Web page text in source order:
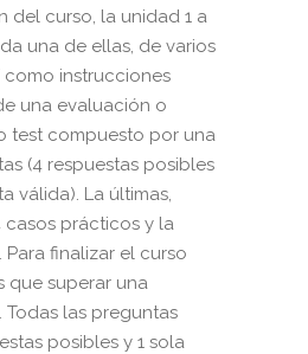
del curso, la unidad 1 a
una de ellas, de varios
instrucciones
una evaluación o
test compuesto por una
(4 respuestas posibles
válida). La últimas,
casos prácticos y la
finalizar el curso
que superar una
Todas las preguntas
posibles y 1 sola